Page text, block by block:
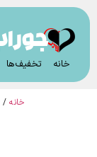
خانه تخفیف‌ها
خانه /